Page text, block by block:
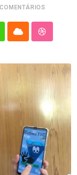
COMENTÁRIOS
Cloud